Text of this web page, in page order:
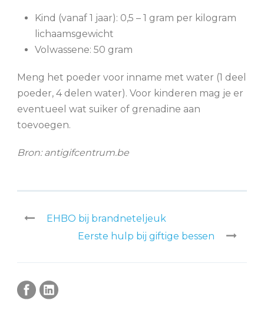
Kind (vanaf 1 jaar): 0,5 – 1 gram per kilogram
lichaamsgewicht
Volwassene: 50 gram
Meng het poeder voor inname met water (1 deel
poeder, 4 delen water). Voor kinderen mag je er
eventueel wat suiker of grenadine aan
toevoegen.
Bron: antigifcentrum.be
EHBO bij brandneteljeuk
Eerste hulp bij giftige bessen